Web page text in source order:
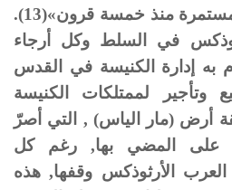
أبعاد سياسية واضحة ومستمرة منذ خمسة قرون»(13).
في السلط وكل أرجاء
به إدارة الكنيسة في القدس
وتأجير لممتلكات الكنيسة
أرض (مار الياس) , التي أصرّ
على المضي بها, رغم كل
العرب الأرثوذكس وقفها, هذه